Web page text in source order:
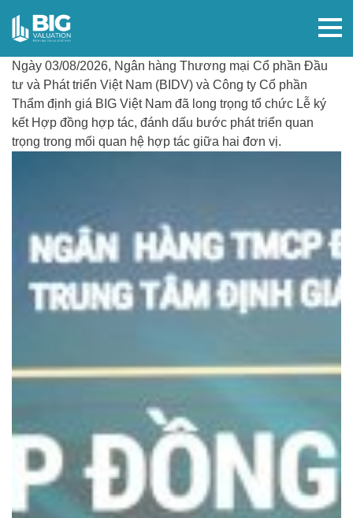
Ngày 03/08/2026, Ngân hàng Thương mại Cổ phần Đầu
tư và Phát triển Việt Nam (BIDV) và Công ty Cổ phần
Thẩm định giá BIG Việt Nam đã long trọng tổ chức Lễ ký
kết Hợp đồng hợp tác, đánh dấu bước phát triển quan
trọng trong mối quan hệ hợp tác giữa hai đơn vị.